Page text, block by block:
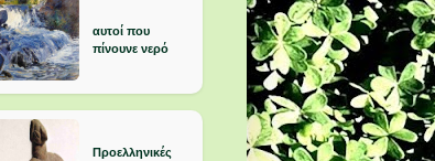
αυτοί που
πίνουνε νερό
Προελληνικές